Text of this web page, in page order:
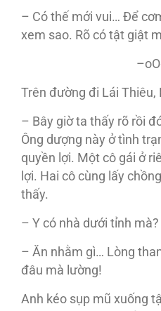
– Có thế mới vui… Để
xem sao. Rõ có tật giật
Trên đường đi Lái Thiêu,
– Bây giờ ta thấy rõ rồi
Ông dượng này ở tình
quyền lợi. Một cô gái ở
lợi. Hai cô cùng lấy
thấy.
– Y có nhà dưới tỉnh mà?
– Ăn nhằm gì… Lòng
đâu mà lường!
Anh kéo sụp mũ xuống